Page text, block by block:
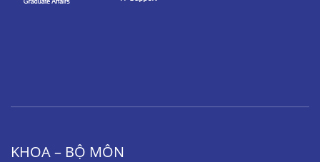
KHOA – BỘ MÔN